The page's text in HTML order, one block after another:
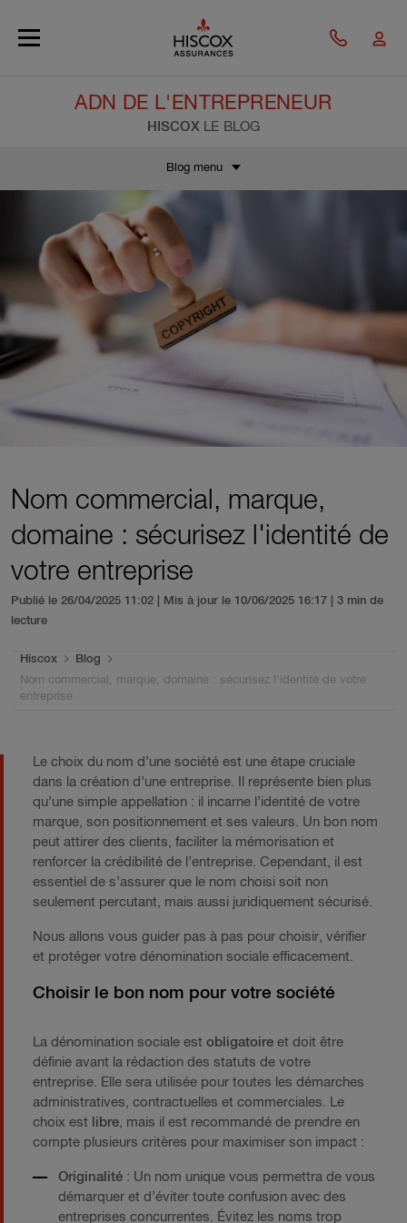
ADN DE L'ENTREPRENEUR
HISCOX LE BLOG
Blog menu
Nom commercial, marque,
domaine : sécurisez l'identité de
votre entreprise
Publié le 26/04/2025 11:02 | Mis à jour le 10/06/2025 16:17
| 3 min de
lecture
You are here:
Hiscox
Blog
Nom commercial, marque, domaine : sécurisez l'identité de votre
entreprise
Le choix du nom d’une société est une étape cruciale
dans la création d’une entreprise. Il représente bien plus
qu’une simple appellation : il incarne l’identité de votre
marque, son positionnement et ses valeurs. Un bon nom
peut attirer des clients, faciliter la mémorisation et
renforcer la crédibilité de l’entreprise. Cependant, il est
essentiel de s’assurer que le nom choisi soit non
seulement percutant, mais aussi juridiquement sécurisé.
Nous allons vous guider pas à pas pour choisir, vérifier
et protéger votre dénomination sociale efficacement.
Choisir le bon nom pour votre société
La dénomination sociale est obligatoire et doit être
définie avant la rédaction des statuts de votre
entreprise. Elle sera utilisée pour toutes les démarches
administratives, contractuelles et commerciales. Le
choix est
libre, mais il est recommandé de prendre en
compte plusieurs critères pour maximiser son impact :
Originalité : Un nom unique vous permettra de vous
démarquer et d’éviter toute confusion avec des
entreprises concurrentes. Évitez les noms trop